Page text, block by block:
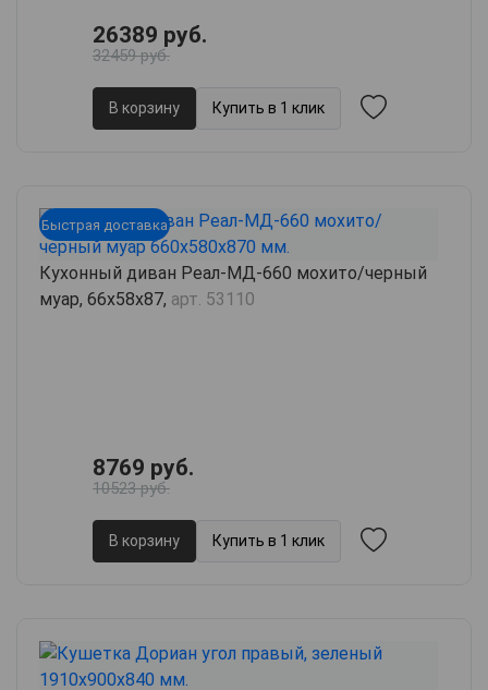
26389 руб.
32459 руб.
В корзину Купить в 1 клик
Быстрая доставка
Кухонный диван Реал-МД-660 мохито/черный
муар, 66х58х87, арт. 53110
8769 руб.
10523 руб.
В корзину Купить в 1 клик